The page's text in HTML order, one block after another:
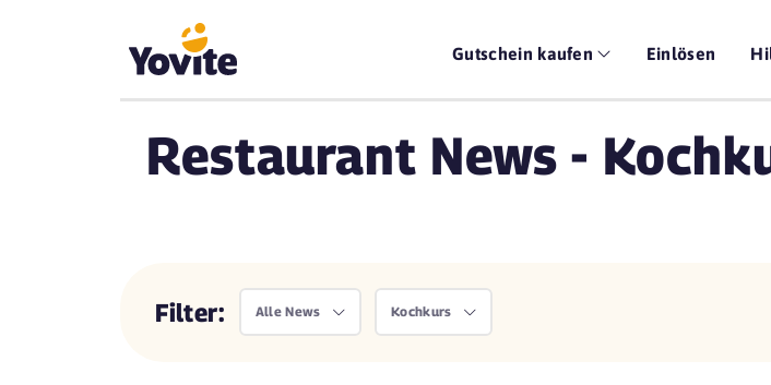
Gutschein kaufen Einlösen
Restaurant News -
Filter: Alle News Kochkurs